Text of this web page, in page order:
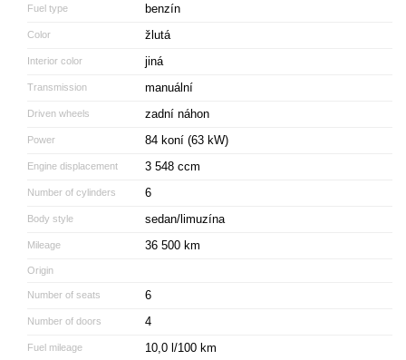
Fuel type benzín
Color žlutá
Interior color jiná
Transmission manuální
Driven wheels zadní náhon
Power 84 koní (63 kW)
Engine displacement 3 548 ccm
Number of cylinders 6
Body style sedan/limuzína
Mileage 36 500 km
Origin
Number of seats 6
Number of doors 4
Fuel mileage 10,0 l/100 km